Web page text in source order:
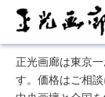
正光画廊は東京
す。価格はご相談